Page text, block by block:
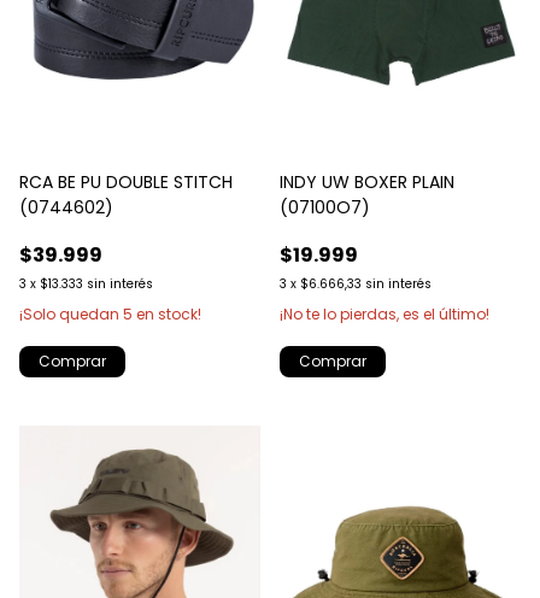
RCA BE PU DOUBLE STITCH
(0744602)
$39.999
3 x $13.333 sin interés
¡Solo quedan 5 en stock!
Comprar
INDY UW BOXER PLAIN
(07100O7)
$19.999
3 x $6.666,33 sin interés
¡No te lo pierdas, es el último!
Comprar